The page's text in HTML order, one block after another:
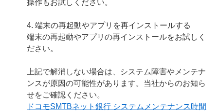
操作もお試しください。
4. 端末の再起動やアプリを再インストールする
端末の再起動やアプリの再インストールをお試しく
ださい。
上記で解消しない場合は、システム障害やメンテナ
ンスが原因の可能性があります。当社からのお知ら
せをご確認ください。
ドコモSMTBネット銀行 システムメンテナンス時間